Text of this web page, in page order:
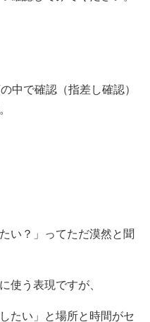
中で確認（指差し確認）
い？」ってただ漠然と聞
使う表現ですが、
たい」と場所と時間がセ